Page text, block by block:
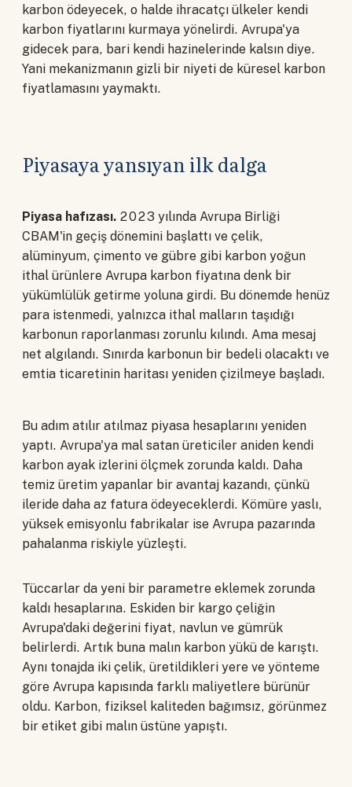
karbon ödeyecek, o halde ihracatçı ülkeler kendi
karbon fiyatlarını kurmaya yönelirdi. Avrupa'ya
gidecek para, bari kendi hazinelerinde kalsın diye.
Yani mekanizmanın gizli bir niyeti de küresel karbon
fiyatlamasını yaymaktı.
Piyasaya yansıyan ilk dalga
Piyasa hafızası. 2023 yılında Avrupa Birliği
CBAM'in geçiş dönemini başlattı ve çelik,
alüminyum, çimento ve gübre gibi karbon yoğun
ithal ürünlere Avrupa karbon fiyatına denk bir
yükümlülük getirme yoluna girdi. Bu dönemde henüz
para istenmedi, yalnızca ithal malların taşıdığı
karbonun raporlanması zorunlu kılındı. Ama mesaj
net algılandı. Sınırda karbonun bir bedeli olacaktı ve
emtia ticaretinin haritası yeniden çizilmeye başladı.
Bu adım atılır atılmaz piyasa hesaplarını yeniden
yaptı. Avrupa'ya mal satan üreticiler aniden kendi
karbon ayak izlerini ölçmek zorunda kaldı. Daha
temiz üretim yapanlar bir avantaj kazandı, çünkü
ileride daha az fatura ödeyeceklerdi. Kömüre yaslı,
yüksek emisyonlu fabrikalar ise Avrupa pazarında
pahalanma riskiyle yüzleşti.
Tüccarlar da yeni bir parametre eklemek zorunda
kaldı hesaplarına. Eskiden bir kargo çeliğin
Avrupa'daki değerini fiyat, navlun ve gümrük
belirlerdi. Artık buna malın karbon yükü de karıştı.
Aynı tonajda iki çelik, üretildikleri yere ve yönteme
göre Avrupa kapısında farklı maliyetlere bürünür
oldu. Karbon, fiziksel kaliteden bağımsız, görünmez
bir etiket gibi malın üstüne yapıştı.